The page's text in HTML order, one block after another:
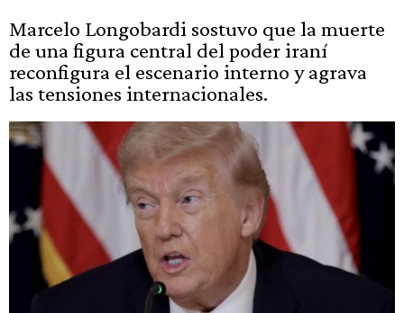
Marcelo Longobardi sostuvo que la muerte
de una figura central del poder iraní
reconfigura el escenario interno y agrava
las tensiones internacionales.